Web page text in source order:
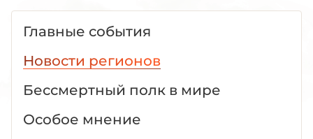
Главные события
Новости регионов
Бессмертный полк в мире
Особое мнение